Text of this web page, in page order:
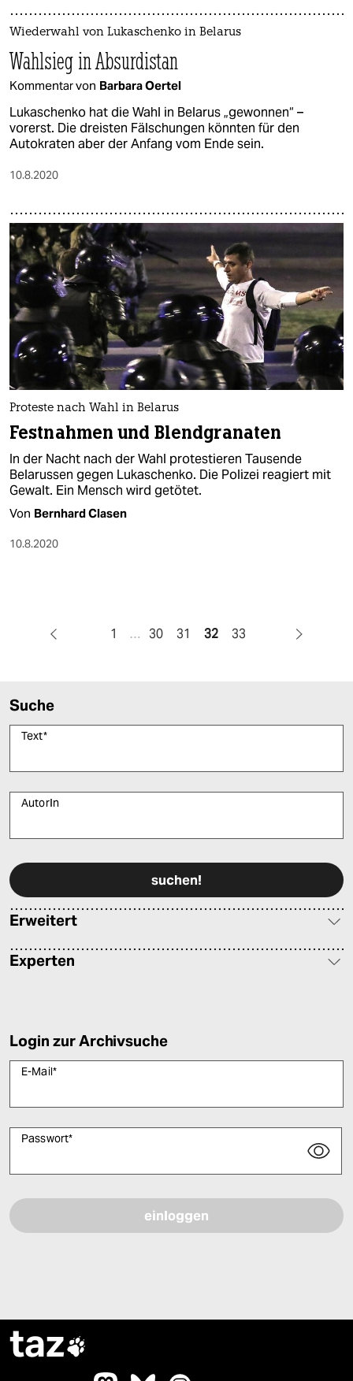
Wiederwahl von Lukaschenko in Belarus
Wahlsieg in Absurdistan
Kommentar von Barbara Oertel
Lukaschenko hat die Wahl in Belarus „gewonnen“ –
vorerst. Die dreisten Fälschungen könnten für den
Autokraten aber der Anfang vom Ende sein.
10.8.2020
Proteste nach Wahl in Belarus
Festnahmen und Blendgranaten
In der Nacht nach der Wahl protestieren Tausende
Belarussen gegen Lukaschenko. Die Polizei reagiert mit
Gewalt. Ein Mensch wird getötet.
Von Bernhard Clasen
10.8.2020
1 … 30 31 32 33
Suche
Text*
AutorIn
Erweitert
Experten
Login zur Archivsuche
E-Mail*
Passwort*
taz